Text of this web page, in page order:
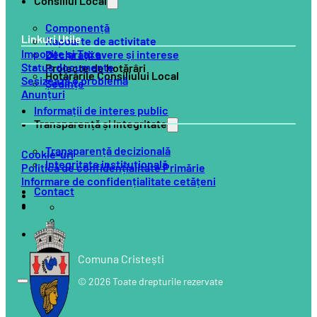
Componență
Rapoarte de activitate
Declarații avere și interese
Proiecte de hotărâri
Hotărârile Consiliului Local
Ședințe
Informații de interes public
Transparență și integritate
Transparență decizională
Integritate instituțională
Contact
Linkuri Utile
Impozite și Taxe
Status documente
Sesizează o problemă
Anunțuri
Comuna Cristești
© 2026 Toate drepturile rezervate
Cookie-uri
Politică de confidențialitate Primărie
Informare de confidențialitate cetățeni